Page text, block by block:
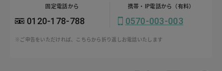
固定電話から
0120-178-788
携帯・IP電話から（有料）
0570-003-003
※ご申告をいただければ、こちらから折り返しお電話いたします